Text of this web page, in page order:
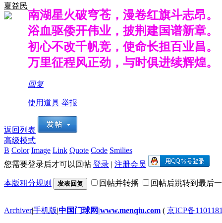
夏益民
南湖星火破穹苍，漫卷红旗斗志昂。
浴血驱倭开伟业，披荆建国谱新章。
初心不改千帆竞，使命长担百业昌。
万里征程风正劲，与时俱进续辉煌。
回复
使用道具 举报
返回列表
高级模式
B Color Image Link Quote Code Smilies
您需要登录后才可以回帖 登录 | 注册会员
本版积分规则 发表回复 回帖并转播 回帖后跳转到最后
Archiver|手机版|中国门球网|www.menqiu.com ( 京ICP备